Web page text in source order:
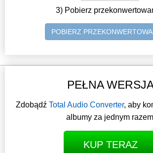
3) Pobierz
POBIERZ
PEŁNA
Zdobądź Total Audio Converter, aby
albumy za jednym
KUP TERAZ